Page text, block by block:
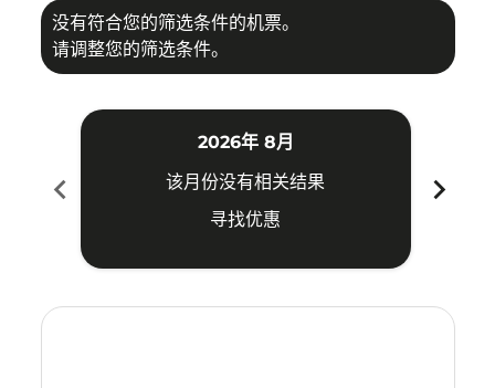
没有符合您的筛选条件的机票。
请调整您的筛选条件。
chevron_left
2026年 8月
该月份没有相关结果
寻找优惠
chevron_right